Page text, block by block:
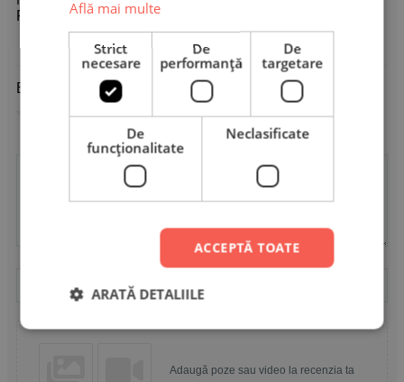
Personalizate - Heart
Evaluare
0/5
Scrie recenzia ta
Email
Adaugă poze sau video la recenzia ta
Află mai multe
Strict
necesare
De
performanță
De
targetare
De
funcţionalitate
Neclasificate
ACCEPTĂ TOATE
ARATĂ DETALIILE